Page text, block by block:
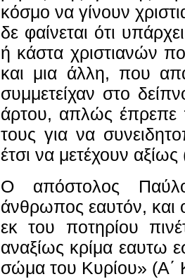
κόσμο να γίνουν
δε φαίνεται ότι
ή κάστα χριστιανών
και μια άλλη, που
συμμετείχαν στο
άρτου, απλώς έπρεπε
τους για να
έτσι να μετέχουν
Ο απόστολος
άνθρωπος εαυτόν, και
εκ του ποτηρίου
αναξίως κρίμα εαυτω
σώμα του Κυρίου» (Α΄